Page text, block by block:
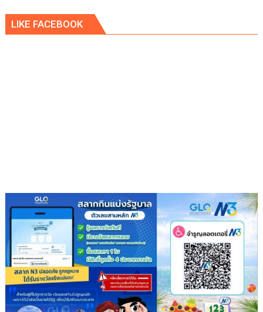
ซ์
ความ
มั่นคง
ระบบ
สาธารณูปโภค
รองรับ
การ
เติบโต
เขต
พัฒนา
LIKE FACEBOOK